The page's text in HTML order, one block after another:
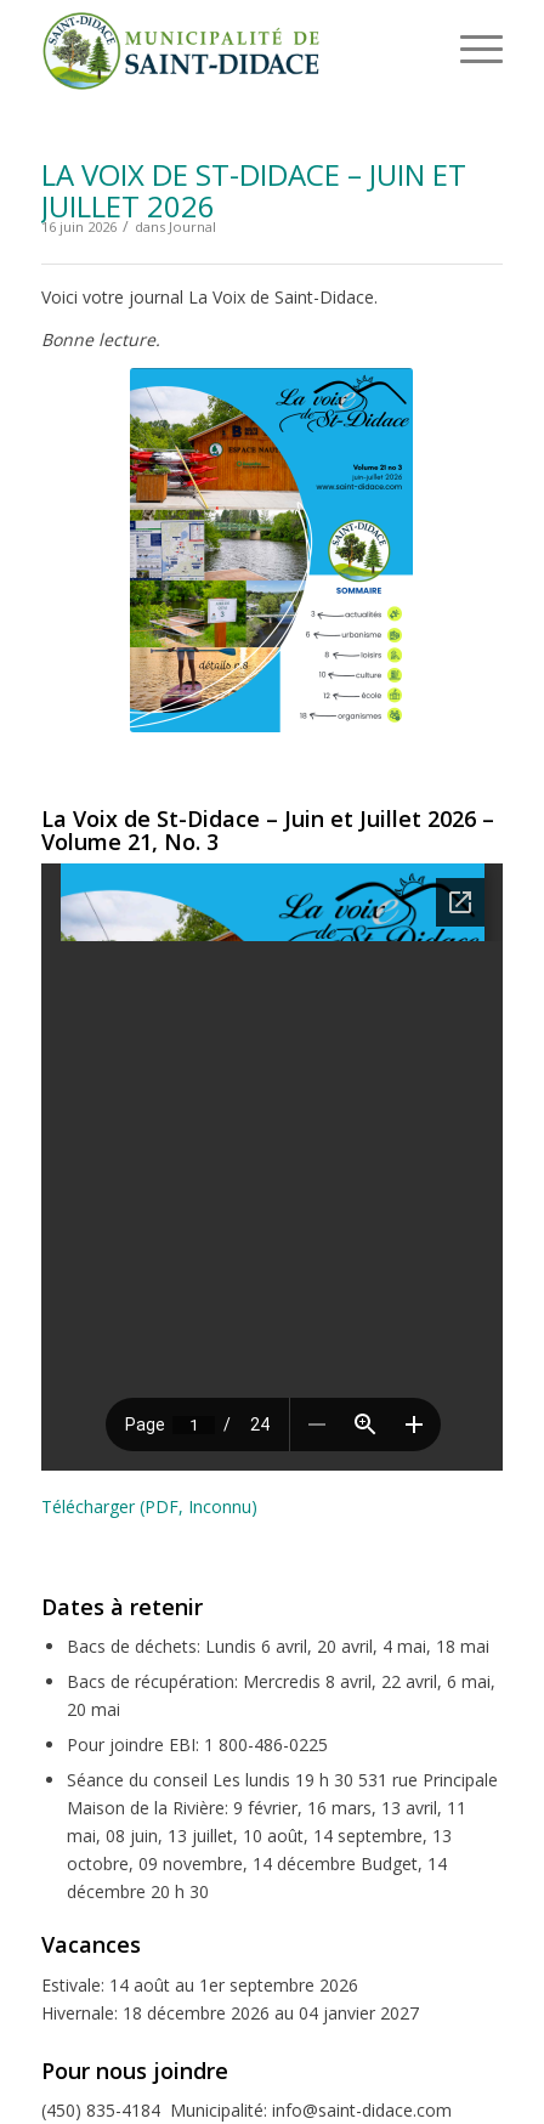
LA VOIX DE ST-DIDACE – JUIN ET
JUILLET 2026
16 juin 2026 / dans Journal
Voici votre journal La Voix de Saint-Didace.
Bonne lecture.
La Voix de St-Didace – Juin et Juillet 2026 –
Volume 21, No. 3
Télécharger (PDF, Inconnu)
Dates à retenir
Bacs de déchets: Lundis 6 avril, 20 avril, 4 mai, 18 mai
Bacs de récupération: Mercredis 8 avril, 22 avril, 6 mai,
20 mai
Pour joindre EBI: 1 800-486-0225
Séance du conseil Les lundis 19 h 30 531 rue Principale
Maison de la Rivière: 9 février, 16 mars, 13 avril, 11
mai, 08 juin, 13 juillet, 10 août, 14 septembre, 13
octobre, 09 novembre, 14 décembre Budget, 14
décembre 20 h 30
Vacances
Estivale: 14 août au 1er septembre 2026
Hivernale: 18 décembre 2026 au 04 janvier 2027
Pour nous joindre
(450) 835-4184 Municipalité: info@saint-didace.com